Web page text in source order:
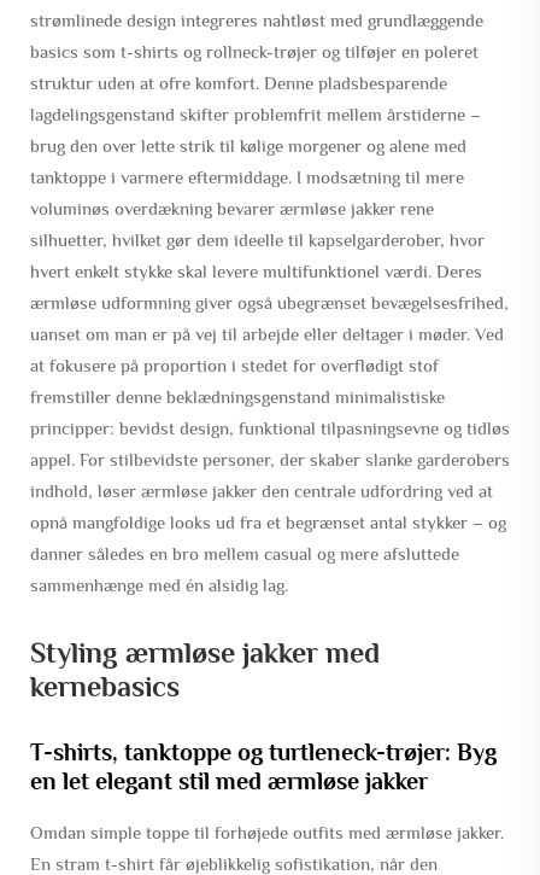
strømlinede design integreres nahtløst med grundlæggende
basics som t-shirts og rollneck-trøjer og tilføjer en poleret
struktur uden at ofre komfort. Denne pladsbesparende
lagdelingsgenstand skifter problemfrit mellem årstiderne –
brug den over lette strik til kølige morgener og alene med
tanktoppe i varmere eftermiddage. I modsætning til mere
voluminøs overdækning bevarer ærmløse jakker rene
silhuetter, hvilket gør dem ideelle til kapselgarderober, hvor
hvert enkelt stykke skal levere multifunktionel værdi. Deres
ærmløse udformning giver også ubegrænset bevægelsesfrihed,
uanset om man er på vej til arbejde eller deltager i møder. Ved
at fokusere på proportion i stedet for overflødigt stof
fremstiller denne beklædningsgenstand minimalistiske
principper: bevidst design, funktional tilpasningsevne og tidløs
appel. For stilbevidste personer, der skaber slanke garderobers
indhold, løser ærmløse jakker den centrale udfordring ved at
opnå mangfoldige looks ud fra et begrænset antal stykker – og
danner således en bro mellem casual og mere afsluttede
sammenhænge med én alsidig lag.
Styling ærmløse jakker med
kernebasics
T-shirts, tanktoppe og turtleneck-trøjer: Byg
en let elegant stil med ærmløse jakker
Omdan simple toppe til forhøjede outfits med ærmløse jakker.
En stram t-shirt får øjeblikkelig sofistikation, når den